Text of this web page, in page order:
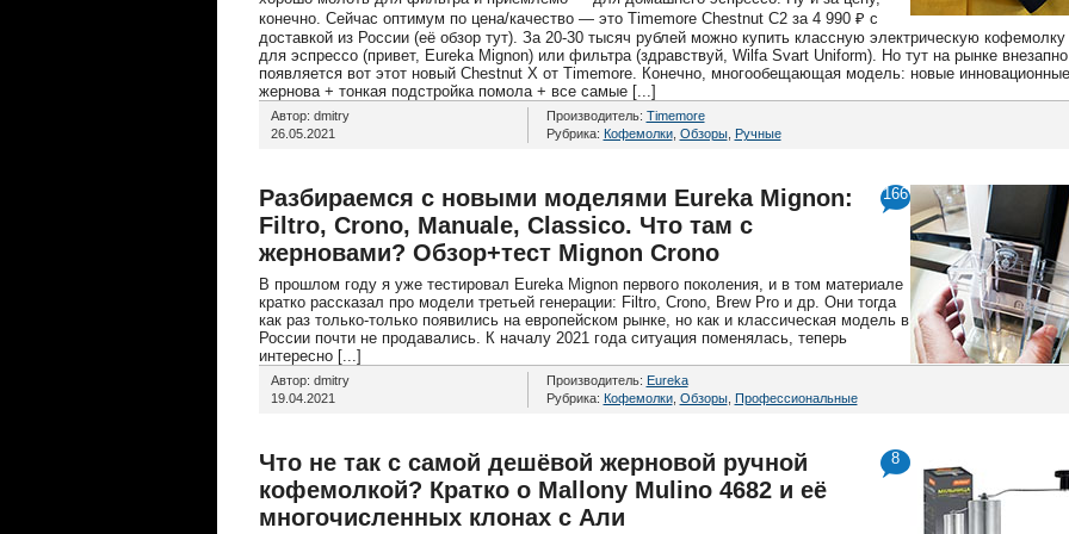
конечно. Сейчас оптимум по цена/качество — это Timemore Chestnut С2 за 4 990 ₽ с
доставкой из России (её обзор тут). За 20-30 тысяч рублей можно купить классную электрическую кофемолку
для эспрессо (привет, Eureka Mignon) или фильтра (здравствуй, Wilfa Svart Uniform). Но тут на рынке внезапно
появляется вот этот новый Chestnut X от Timemore. Конечно, многообещающая модель: новые инновационные
жернова + тонкая подстройка помола + все самые [...]
Автор: dmitry
26.05.2021
Производитель: Timemore
Рубрика: Кофемолки, Обзоры, Ручные
166
Разбираемся с новыми моделями Eureka Mignon:
Filtro, Crono, Manuale, Classico. Что там с
жерновами? Обзор+тест Mignon Crono
В прошлом году я уже тестировал Eureka Mignon первого поколения, и в том материале
кратко рассказал про модели третьей генерации: Filtro, Crono, Brew Pro и др. Они тогда
как раз только-только появились на европейском рынке, но как и классическая модель в
России почти не продавались. К началу 2021 года ситуация поменялась, теперь
интересно [...]
Автор: dmitry
19.04.2021
Производитель: Eureka
Рубрика: Кофемолки, Обзоры, Профессиональные
8
Что не так с самой дешёвой жерновой ручной
кофемолкой? Кратко о Mallony Mulino 4682 и её
многочисленных клонах с Али